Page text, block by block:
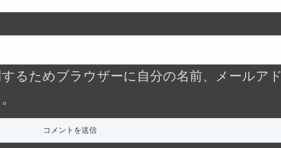
るためブラウザーに自分の名前、メールアド